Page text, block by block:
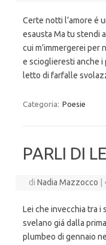
Certe notti l’amore é
esausta Ma tu stendi
cui m’immergerei per
e scioglieresti anche i
letto di farfalle
Categoria: Poesie
PARLI DI
diNadia Mazzocco
Lei che invecchia tra i
svelano giá dalla
plumbeo di gennaio